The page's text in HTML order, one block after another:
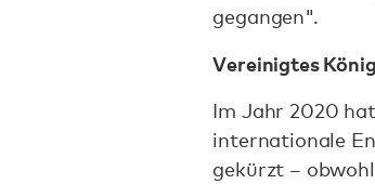
gegangen".
Vereinigtes
Im Jahr 2020
internationale
gekürzt –